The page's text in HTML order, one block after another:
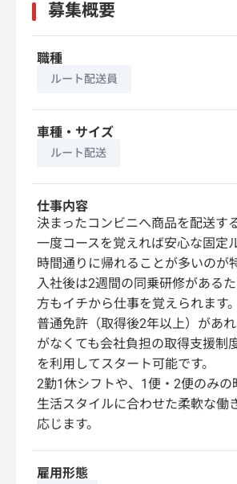
募集概要
職種
ルート配送員
車種・サイズ
ルート配送
仕事内容
決まったコンビニへ商品を配送す
一度コースを覚えれば安心な固定
時間通りに帰れることが多いのが
入社後は2週間の同乗研修がある
方もイチから仕事を覚えられます。
普通免許（取得後2年以上）があ
がなくても会社負担の取得支援制
を利用してスタート可能です。
2勤1休シフトや、1便・2便のみの
生活スタイルに合わせた柔軟な働
応じます。
雇用形態